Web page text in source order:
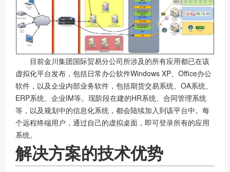
目前金川集团国际贸易分公司所涉及的所有应用都已在该
虚拟化平台发布，包括日常办公软件Windows XP、Office办公
软件，以及企业内部业务软件，包括期货交易系统、OA系统、
ERP系统、企业IM等。现阶段在建的HR系统、合同管理系统
等，以及规划中的信息化系统，都会陆续加入到该平台中。每
个远程终端用户，通过自己的虚拟桌面，即可登录所有的应用
系统。
解决方案的技术优势